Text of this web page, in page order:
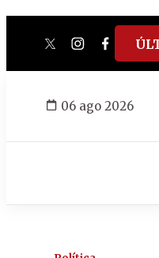
twitterinstagram
06 ago 2026